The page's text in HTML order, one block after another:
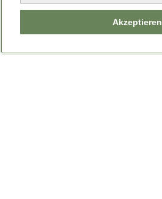
Akzeptieren